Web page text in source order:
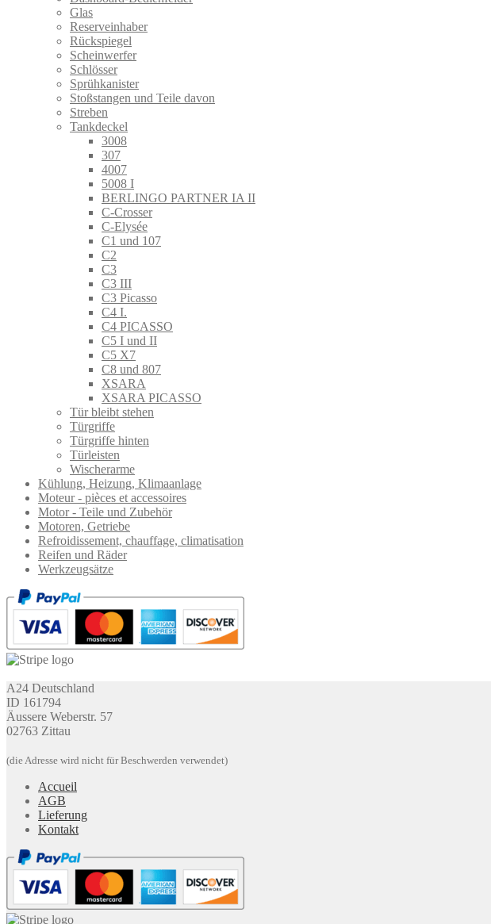
Glas
Reserveinhaber
Rückspiegel
Scheinwerfer
Schlösser
Sprühkanister
Stoßstangen und Teile davon
Streben
Tankdeckel
3008
307
4007
5008 I
BERLINGO PARTNER IA II
C-Crosser
C-Elysée
C1 und 107
C2
C3
C3 III
C3 Picasso
C4 I.
C4 PICASSO
C5 I und II
C5 X7
C8 und 807
XSARA
XSARA PICASSO
Tür bleibt stehen
Türgriffe
Türgriffe hinten
Türleisten
Wischerarme
Kühlung, Heizung, Klimaanlage
Moteur - pièces et accessoires
Motor - Teile und Zubehör
Motoren, Getriebe
Refroidissement, chauffage, climatisation
Reifen und Räder
Werkzeugsätze
A24 Deutschland
ID 161794
Äussere Weberstr. 57
02763 Zittau
(die Adresse wird nicht für Beschwerden verwendet)
Accueil
AGB
Lieferung
Kontakt